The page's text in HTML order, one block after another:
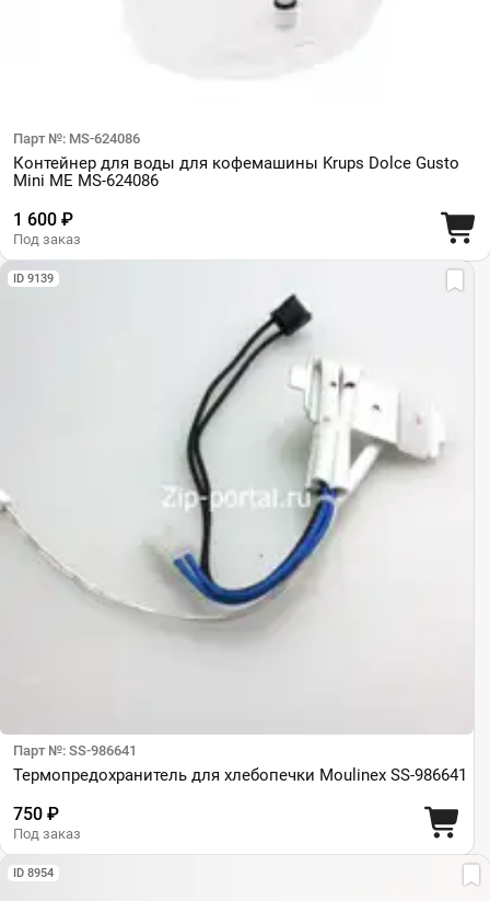
Парт №: MS-624086
Контейнер для воды для кофемашины Krups Dolce Gusto
Mini ME MS-624086
1 600 ₽
Под заказ
ID 9139
Парт №: SS-986641
Термопредохранитель для хлебопечки Moulinex SS-986641
750 ₽
Под заказ
ID 8954